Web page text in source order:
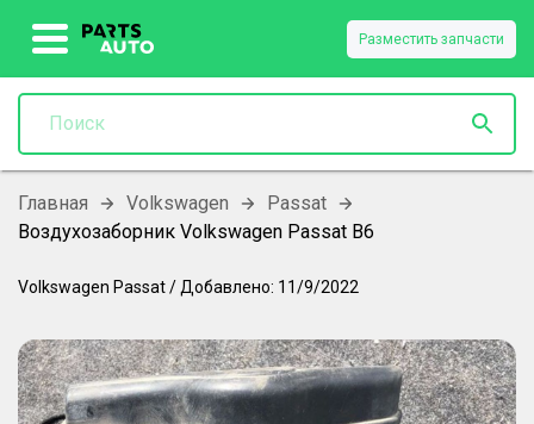
Разместить запчасти
Главная Volkswagen
Passat
Воздухозаборник Volkswagen Passat B6
Volkswagen Passat/ Добавлено: 11/9/2022